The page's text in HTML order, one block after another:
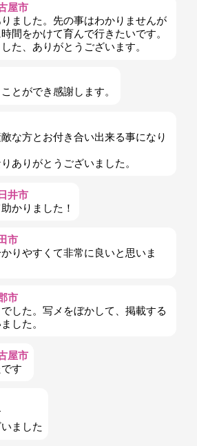
屋市
ました。先の事はわかりませんが
間をかけて育んで行きたいです。
た、ありがとうございます。
とができ感謝します。
な方とお付き合い出来る事になり
ありがとうございました。
井市
かりました！
市
りやすくて非常に良いと思いま
市
した。写メをぼかして、掲載する
した。
屋市
す
ました